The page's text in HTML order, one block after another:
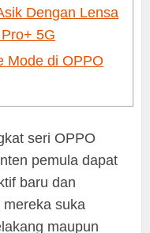
Dengan Lensa
5G
Mode di OPPO
seri OPPO
pemula dapat
baru dan
suka
maupun